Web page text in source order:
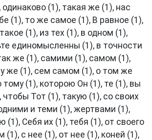
одинаково (1), такая же (1), нас
(1), то же самое (1), В равное (1),
(1), из тех (1), в одном (1),
единомысленны (1), в точности
же (1), самими (1), самом (1),
же (1), сем самом (1), о том же
тому (1), которою Он (1), те (1), вы
чтобы Тот (1), такую (1), со своих
и теми (1), жертвами (1),
(1), Себя их (1), тебя (1), от своего
(1), с нее (1), от нее (1), коней (1),